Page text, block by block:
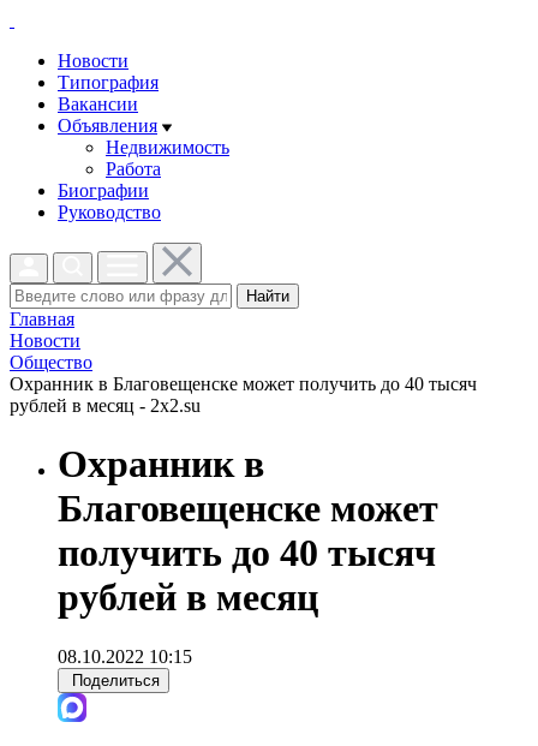
Новости
Типография
Вакансии
Объявления
Недвижимость
Работа
Биографии
Руководство
Найти
Главная
Новости
Общество
Охранник в Благовещенске может получить до 40 тысяч
рублей в месяц - 2x2.su
Охранник в
Благовещенске может
получить до 40 тысяч
рублей в месяц
08.10.2022 10:15
Поделиться